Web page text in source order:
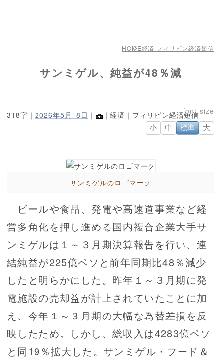
HOME経済 フィリピン経済短信
サンミゲル、純益が48％減
318字｜ 2026年5月18日 ｜ ｜経済｜フィリピン経済短信
小 中 標準 大
サンミゲルのロゴマーク
ビールや食品、発電や高速道事業など経
営多角化を押し進める国内複合企業大手サ
ンミゲルは１～３月期決算報告を行い、連
結純益が225億ペソと前年同期比48％減少
したと明らかにした。昨年１～３月期に発
電施設の売却益が計上されていたことに加
え、今年１～３月期の大幅な為替差損を反
映したため。しかし、総収入は4283億ペソ
と同19％拡大した。サンミゲル・フード＆